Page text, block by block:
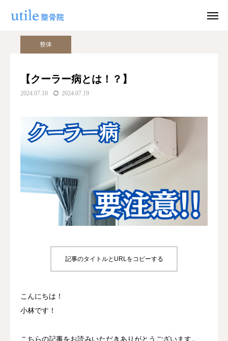
ブログ
整体
【クーラー病とは！？】
2024.07.10 2024.07.19
記事のタイトルとURLをコピーする
こんにちは！
小林です！
こちらの記事をお読みいただきありがとうございます。
公式LINE
施術紹介
診療時間/アクセス
お問い合わせ
utileブログ